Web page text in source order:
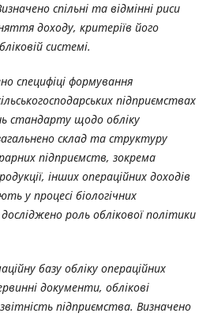
спільні та відмінні риси
доходу, критеріїв його
системі.
специфіці формування
підприємствах
стандарту щодо обліку
склад та структуру
підприємств, зокрема
інших операційних доходів
у процесі біологічних
роль облікової політики
базу обліку операційних
документи, облікові
підприємства. Визначено